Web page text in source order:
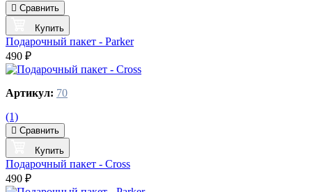
Сравнить
Купить
Подарочный пакет - Parker
490 ₽
Артикул: 70
(1)
Сравнить
Купить
Подарочный пакет - Cross
490 ₽